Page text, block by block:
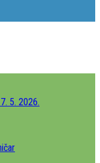
5. 2026.